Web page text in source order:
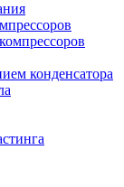
конденсатора